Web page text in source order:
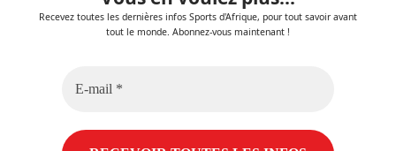
Recevez toutes les dernières infos Sports d'Afrique, pour tout savoir avant
tout le monde. Abonnez-vous maintenant !